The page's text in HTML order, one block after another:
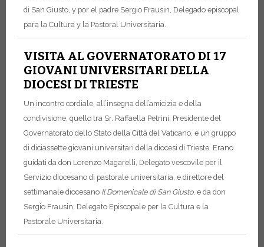
di San Giusto, y por el padre Sergio Frausin, Delegado episcopal
para la Cultura y la Pastoral Universitaria.
VISITA AL GOVERNATORATO DI 17
GIOVANI UNIVERSITARI DELLA
DIOCESI DI TRIESTE
Un incontro cordiale, all’insegna dell’amicizia e della
condivisione, quello tra Sr. Raffaella Petrini, Presidente del
Governatorato dello Stato della Città del Vaticano, e un gruppo
di diciassette giovani universitari della diocesi di Trieste. Erano
guidati da don Lorenzo Magarelli, Delegato vescovile per il
Servizio diocesano di pastorale universitaria, e direttore del
settimanale diocesano Il Domenicale di San Giusto, e da don
Sergio Frausin, Delegato Episcopale per la Cultura e la
Pastorale Universitaria.